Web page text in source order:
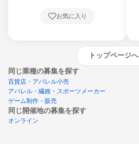
お気に入り
トップページへ
同じ業種の募集を探す
百貨店・アパレル小売
アパレル・繊維・スポーツメーカー
ゲーム制作・販売
同じ開催地の募集を探す
オンライン